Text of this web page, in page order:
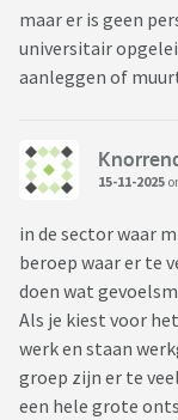
maar er is geen
universitair
aanleggen of
15-11-2025
in de sector waar
beroep waar er te
doen wat
Als je kiest voor
werk en staan
groep zijn er te
een hele grote